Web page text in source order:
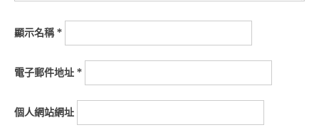
顯示名稱*
電子郵件地址 *
個人網站網址